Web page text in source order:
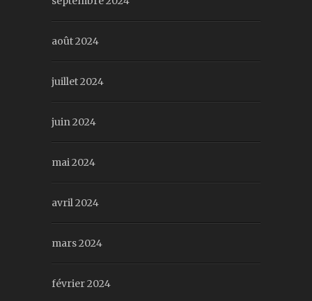
août 2024
juillet 2024
juin 2024
mai 2024
avril 2024
mars 2024
février 2024